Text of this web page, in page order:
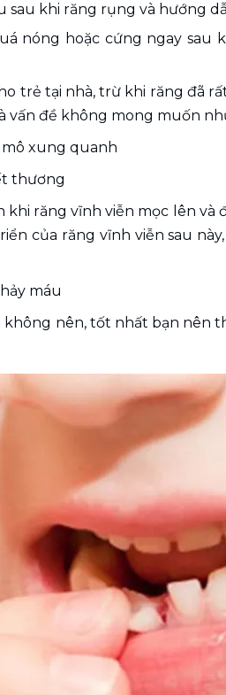
sau khi răng rụng và hướng
nóng hoặc cứng ngay
trẻ tại nhà, trừ khi răng đã
vấn đề không mong muốn
xung quanh
thương
răng vĩnh viễn mọc lên và
của răng vĩnh viễn sau
máu
không nên, tốt nhất bạn nên